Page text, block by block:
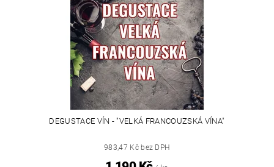
DEGUSTACE VÍN - "VELKÁ FRANCOUZSKÁ VÍNA"
983,47 Kč bez DPH